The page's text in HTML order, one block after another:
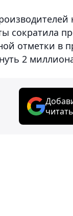
сократила
отметки в
2